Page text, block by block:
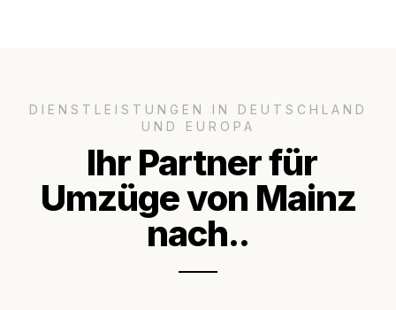
DIENSTLEISTUNGEN IN DEUTSCHLAND
UND EUROPA
Ihr Partner für
Umzüge von Mainz
nach..